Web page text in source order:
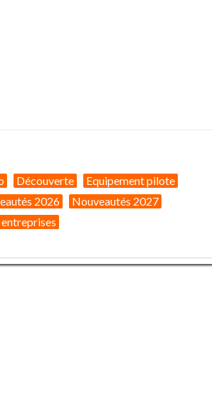
Découverte
Equipement pilote
2026
Nouveautés 2027